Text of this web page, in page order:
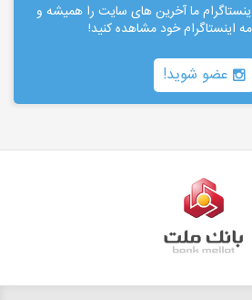
ما آخرین های سایت را همیشه و
اینستاگرام خود مشاهده کنید!
عضو شوید!